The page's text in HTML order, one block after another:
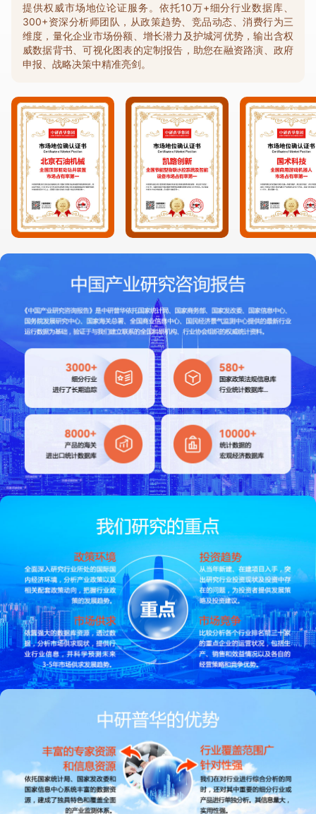
提供权威市场地位论证服务。依托10万+细分行业数据库、
300+资深分析师团队，从政策趋势、竞品动态、消费行为三
维度，量化企业市场份额、增长潜力及护城河优势，输出含权
威数据背书、可视化图表的定制报告，助您在融资路演、政府
申报、战略决策中精准亮剑。